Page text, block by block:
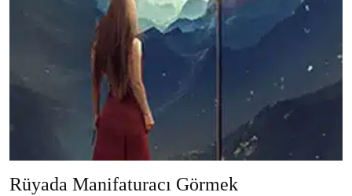
Rüyada Manifaturacı Görmek